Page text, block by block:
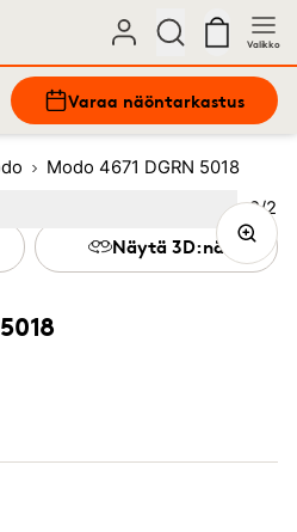
Valikko
Varaa näöntarkastus
Modo 4671 DGRN 5018
Näytä 3D:nä
Kuva
2/2
(Current image)